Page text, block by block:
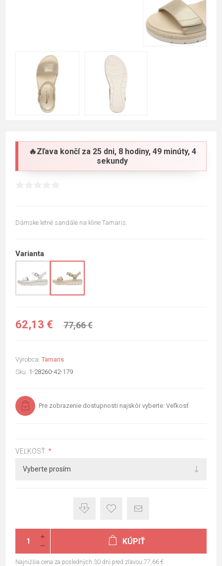
🔥Zľava končí za 25 dni, 8 hodiny, 49 minúty, 4
sekundy
Dámske letné sandále na kline Tamaris.
Varianta
62,13 € 77,66 €
Výrobca: Tamaris
Sku: 1-28260-42-179
Pre zobrazenie dostupnosti najskôr vyberte: Veľkosť
VEĽKOSŤ: *
KÚPIŤ
Najnižšia cena za posledných 30 dní pred zľavou:77,66 €